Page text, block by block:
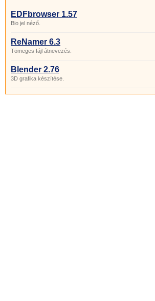
EDFbrowser 1.57
Bio jel néző.
ReNamer 6.3
Tömeges fájl átnevezés.
Blender 2.76
3D grafika készítése.